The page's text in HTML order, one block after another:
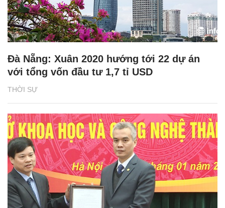
THỜI SỰ
Đà Nẵng: Xuân 2020 hướng tới 22 dự án
với tổng vốn đầu tư 1,7 tỉ USD